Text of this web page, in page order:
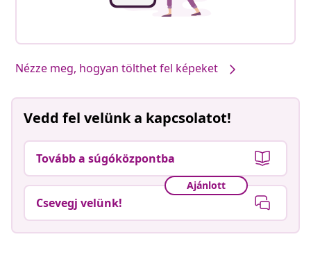
Nézze meg, hogyan tölthet fel képeket
Vedd fel velünk a kapcsolatot!
Tovább a súgóközpontba
Ajánlott
Csevegj velünk!